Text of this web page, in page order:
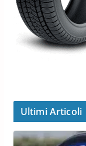
Ultimi Articoli